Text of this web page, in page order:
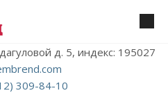
д. 5, индекс: 195027
309-84-10